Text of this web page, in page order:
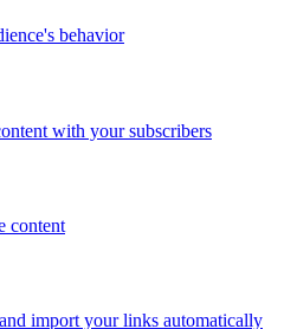
behavior
with your subscribers
content
import your links automatically